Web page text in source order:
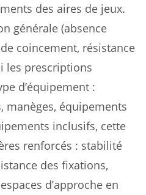
des aires de jeux.
générale (absence
coincement, résistance
les prescriptions
d’équipement :
manèges, équipements
inclusifs, cette
renforcés : stabilité
des fixations,
d’approche en